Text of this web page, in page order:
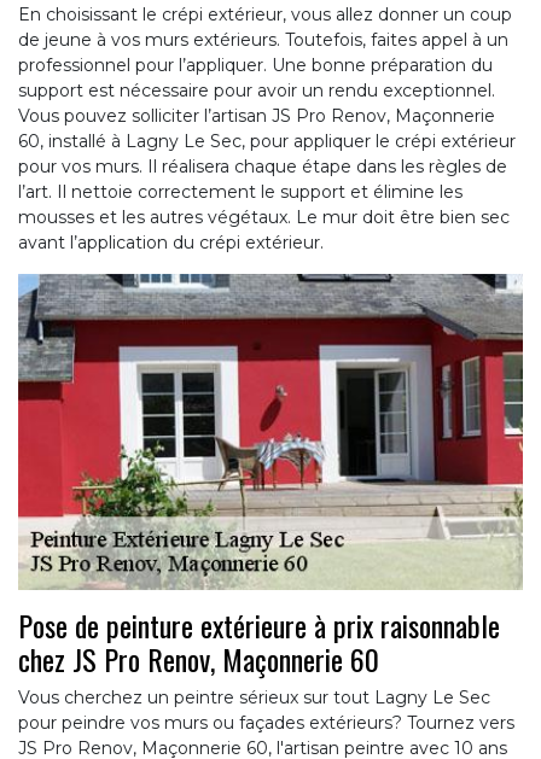
En choisissant le crépi extérieur, vous allez donner un coup
de jeune à vos murs extérieurs. Toutefois, faites appel à un
professionnel pour l’appliquer. Une bonne préparation du
support est nécessaire pour avoir un rendu exceptionnel.
Vous pouvez solliciter l’artisan JS Pro Renov, Maçonnerie
60, installé à Lagny Le Sec, pour appliquer le crépi extérieur
pour vos murs. Il réalisera chaque étape dans les règles de
l’art. Il nettoie correctement le support et élimine les
mousses et les autres végétaux. Le mur doit être bien sec
avant l’application du crépi extérieur.
Pose de peinture extérieure à prix raisonnable
chez JS Pro Renov, Maçonnerie 60
Vous cherchez un peintre sérieux sur tout Lagny Le Sec
pour peindre vos murs ou façades extérieurs? Tournez vers
JS Pro Renov, Maçonnerie 60, l'artisan peintre avec 10 ans